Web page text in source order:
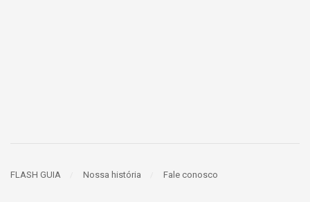
FLASH GUIA Nossa história Fale conosco